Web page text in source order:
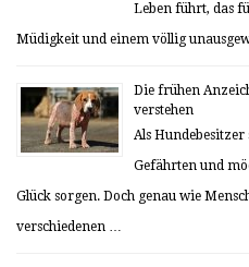
Leben führt, das
Müdigkeit und einem völlig
Die frühen
verstehen
Als
Gefährten und
Glück sorgen. Doch genau wie
verschiedenen …